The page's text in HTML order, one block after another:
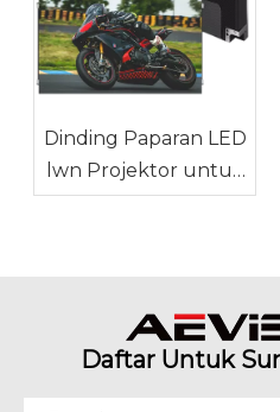
Dinding Paparan LED
lwn Projektor untuk
Ruang Mesyuarat
Daftar Untuk